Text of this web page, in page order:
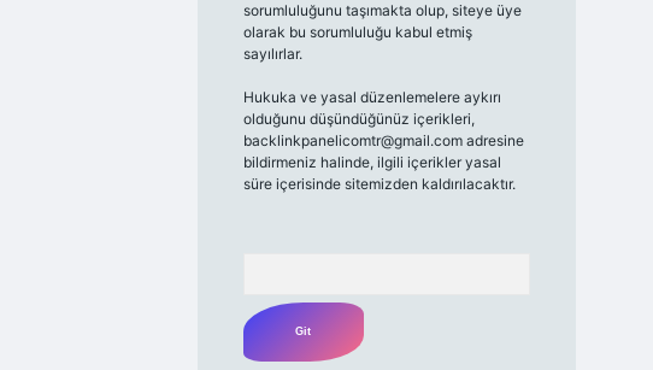
sorumluluğunu taşımakta olup, siteye üye
olarak bu sorumluluğu kabul etmiş
sayılırlar.
Hukuka ve yasal düzenlemelere aykırı
olduğunu düşündüğünüz içerikleri,
backlinkpanelicomtr@gmail.comadresine
bildirmeniz halinde, ilgili içerikler yasal
süre içerisinde sitemizden kaldırılacaktır.